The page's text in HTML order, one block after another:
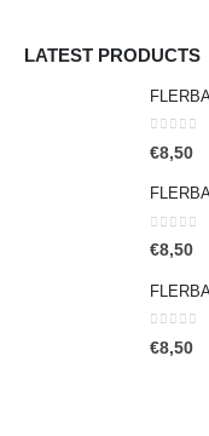
LATEST PRODUCTS
0out of
€8,50
0out of
€8,50
0out of
€8,50